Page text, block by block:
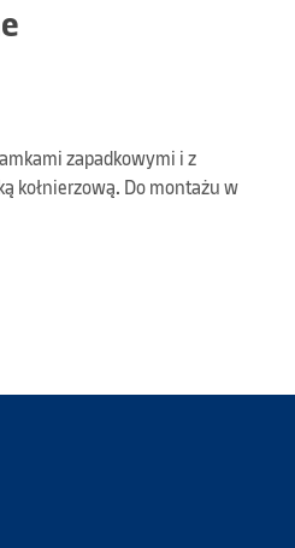
zapadkowymi i z
kołnierzową. Do montażu w